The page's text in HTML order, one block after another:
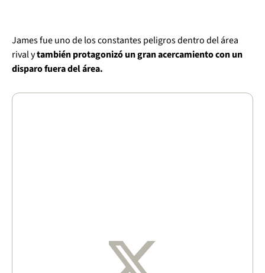
James fue uno de los constantes peligros dentro del área
rival ytambién protagonizó un gran acercamiento con un
disparo fuera del área.